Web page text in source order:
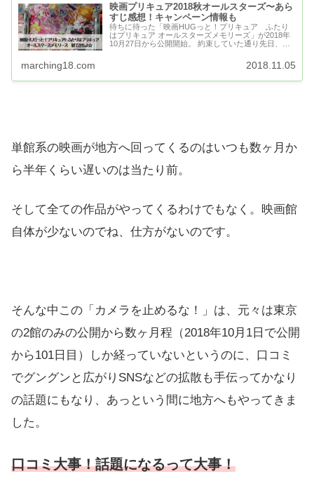
映画プリキュア2018秋オールスターズ〜あら
すじ感想！キャンペーン情報も
待ちに待った「映画HUGっと！プリキュア ふたり
はプリキュア オールスターズメモリーズ」が2018年
10月27日から公開開始。 約束していた通り先日、娘
marching18.com 2018.11.05
単館系の映画が地方へ回ってくるのはいつも数ヶ月か
ら半年くらい遅いのは当たり前。
そして全ての作品がやってくるわけでもなく。映画館
自体が少ないのでね、仕方がないのです。
そんな中この「カメラを止めるな！」は、元々は東京
の2館のみの公開から数ヶ月程（2018年10月1日で公開
から101日目）しか経っていないというのに、口コミ
でグングンと広がりSNSなどの拡散も手伝ってかなり
の話題にもなり、あっという間に地方へもやってきま
した。
口コミ大事！話題になるって大事！